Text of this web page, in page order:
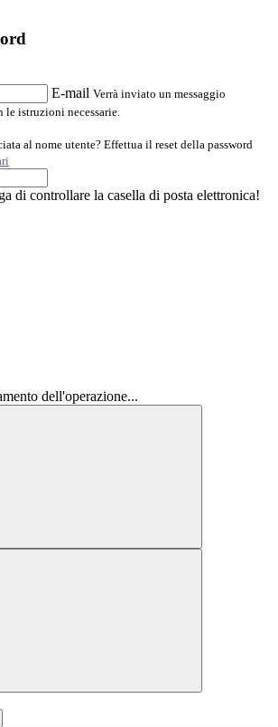
E-mail Verrà inviato un messaggio
istruzioni necessarie.
al nome utente? Effettua il reset della password
di controllare la casella di posta elettronica!
dell'operazione...